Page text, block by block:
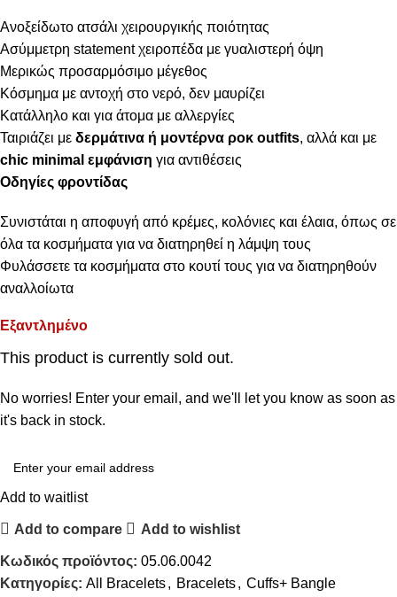
Ανοξείδωτο ατσάλι χειρουργικής ποιότητας
Ασύμμετρη statement χειροπέδα με γυαλιστερή όψη
Μερικώς προσαρμόσιμο μέγεθος
Κόσμημα με αντοχή στο νερό, δεν μαυρίζει
Κατάλληλο και για άτομα με αλλεργίες
Ταιριάζει με δερμάτινα ή μοντέρνα ροκ outfits, αλλά και με
chic minimal εμφάνιση για αντιθέσεις
Οδηγίες φροντίδας
Συνιστάται η αποφυγή από κρέμες, κολόνιες και έλαια, όπως σε
όλα τα κοσμήματα για να διατηρηθεί η λάμψη τους
Φυλάσσετε τα κοσμήματα στο κουτί τους για να διατηρηθούν
αναλλοίωτα
Εξαντλημένο
This product is currently sold out.
No worries! Enter your email, and we'll let you know as soon as
it's back in stock.
Add to waitlist
Add to compare Add to wishlist
Κωδικός προϊόντος: 05.06.0042
Κατηγορίες: All Bracelets, Bracelets, Cuffs+ Bangle